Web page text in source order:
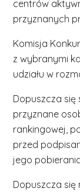
centrów
przyznanych
Komisja
z wybranymi
udziału w
Dopuszcza
przyznane
rankingowej,
przed
jego
Dopuszcza się